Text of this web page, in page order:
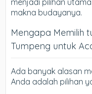
makna budayanya.
Mengapa Memilih
Tumpeng untuk
Ada banyak alasan
Anda adalah pilihan